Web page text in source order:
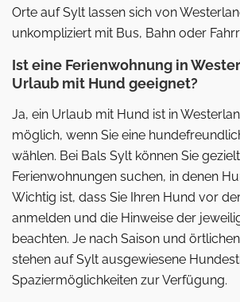
Orte auf Sylt lassen sich von
unkompliziert mit Bus, Bahn oder
Ist eine Ferienwohnung in
Urlaub mit Hund geeignet?
Ja, ein Urlaub mit Hund ist in
möglich, wenn Sie eine
wählen. Bei Bals Sylt können Sie
Ferienwohnungen suchen, in denen
Wichtig ist, dass Sie Ihren Hund vor
anmelden und die Hinweise der
beachten. Je nach Saison und
stehen auf Sylt ausgewiesene
Spaziermöglichkeiten zur Verfügung.